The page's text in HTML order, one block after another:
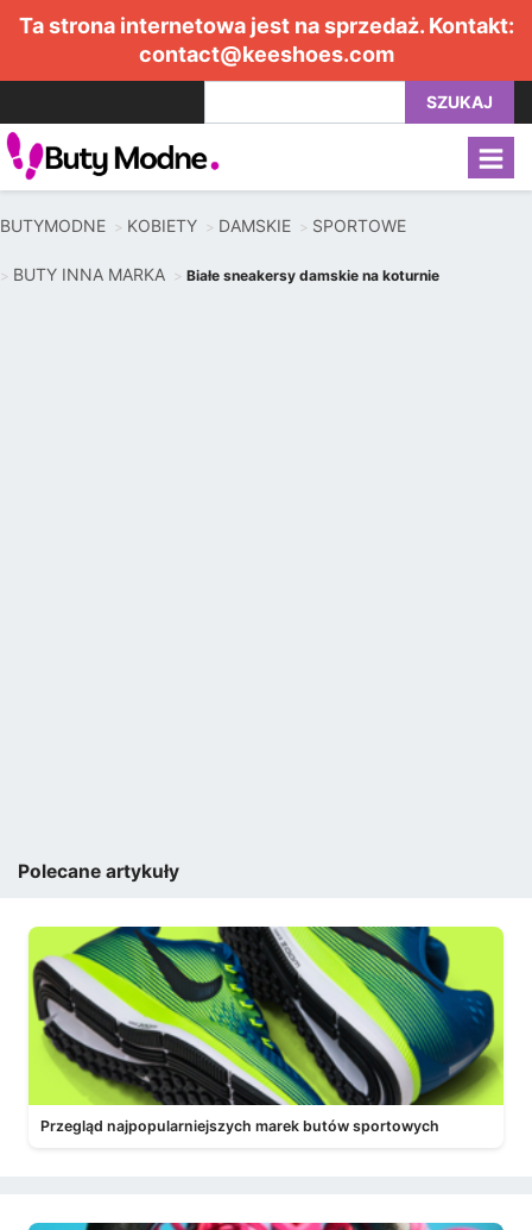
Ta strona internetowa jest na sprzedaż. Kontakt:
contact@keeshoes.com
SZUKAJ
BUTYMODNE KOBIETY DAMSKIE SPORTOWE
BUTY INNA MARKA Białe sneakersy damskie na koturnie
Polecane artykuły
Przegląd najpopularniejszych marek butów sportowych